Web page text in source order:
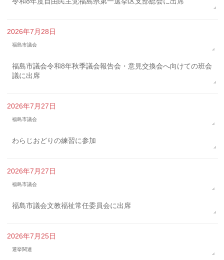
2026年7月28日
福島市議会
福島市議会令和8年秋季議会報告会・意見交換会へ向けての班会
議に出席
2026年7月27日
福島市議会
わらじおどりの練習に参加
2026年7月27日
福島市議会
福島市議会文教福祉常任委員会に出席
2026年7月25日
選挙関連